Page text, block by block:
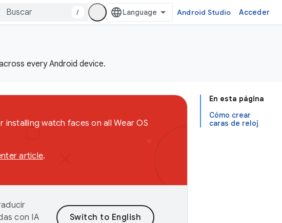
/ Android Studio Acceder
every Android device.
En esta página
Cómo crear
caras de reloj
watch faces on all Wear OS
article.
con IA